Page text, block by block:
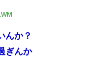
んか？
ぎんか